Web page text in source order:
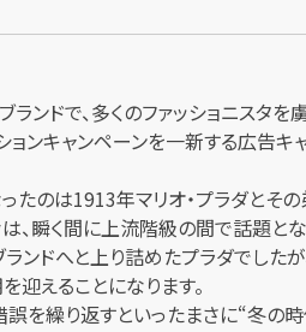
ランドで、多くのファッショニスタ
ョンキャンペーンを一新する広告
たのは1913年マリオ・プラダとそ
、瞬く間に上流階級の間で話題と
ンドへと上り詰めたプラダでした
迎えることになります。
を繰り返すといったまさに“冬の